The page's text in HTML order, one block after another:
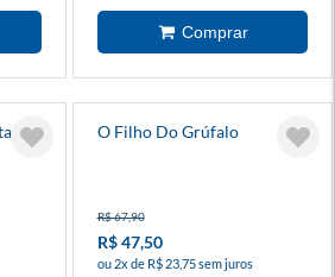
6 O Filho Do Grúfalo
R$ 67,90
R$ 47,50
ou 2x de R$ 23,75 sem juros